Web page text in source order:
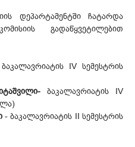
დეპარტამენტში ჩატარდა
გადაწყვეტილებით
IV სემესტრის
ბაკალავრიატის IV
- ბაკალავრიატის II სემესტრის